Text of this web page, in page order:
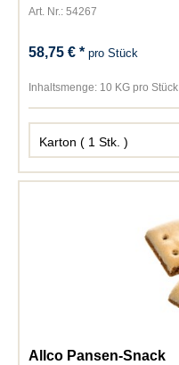
Art. Nr.: 54267
58,75 € *pro Stück
Inhaltsmenge: 10 KG pro Stück
Allco Pansen-Snack